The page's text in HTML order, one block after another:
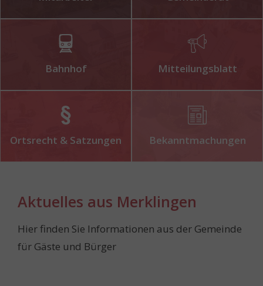
Bahnhof Mitteilungsblatt
Ortsrecht & Satzungen Bekanntmachungen
Aktuelles aus Merklingen
Hier finden Sie Informationen aus der Gemeinde
für Gäste und Bürger